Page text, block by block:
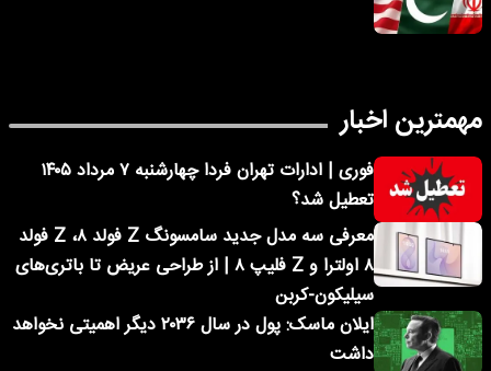
مهمترین اخبار
فوری | ادارات تهران فردا چهارشنبه ۷ مرداد ۱۴۰۵
تعطیل شد؟
معرفی سه مدل جدید سامسونگ Z فولد ۸، Z فولد
۸ اولترا و Z فلیپ ۸ | از طراحی عریض تا باتری‌های
سیلیکون-کربن
ایلان ماسک: پول در سال ۲۰۳۶ دیگر اهمیتی نخواهد
داشت